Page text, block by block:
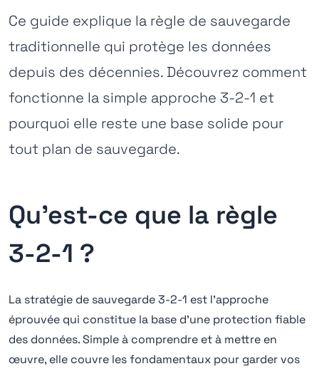
Ce guide explique la règle de sauvegarde
traditionnelle qui protège les données
depuis des décennies. Découvrez comment
fonctionne la simple approche 3-2-1 et
pourquoi elle reste une base solide pour
tout plan de sauvegarde.
Qu'est-ce que la règle
3-2-1 ?
La stratégie de sauvegarde 3-2-1 est l'approche
éprouvée qui constitue la base d'une protection fiable
des données. Simple à comprendre et à mettre en
œuvre, elle couvre les fondamentaux pour garder vos